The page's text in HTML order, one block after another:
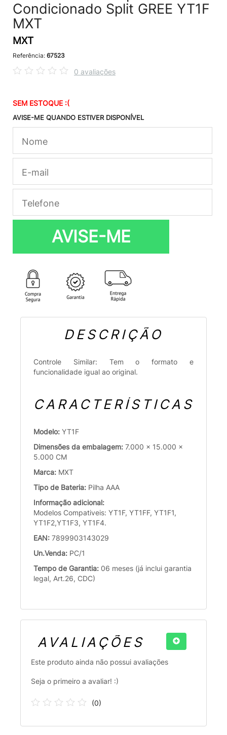
Condicionado Split GREE YT1F
MXT
MXT
Referência: 67523
0 avaliações
SEM ESTOQUE :(
AVISE-ME QUANDO ESTIVER DISPONÍVEL
AVISE-ME
DESCRIÇÃO
Controle Similar: Tem o formato e
funcionalidade igual ao original.
CARACTERÍSTICAS
Modelo: YT1F
Dimensões da embalagem: 7.000 x 15.000 x
5.000 CM
Marca: MXT
Tipo de Bateria: Pilha AAA
Informação adicional:
Modelos Compativeis: YT1F, YT1FF, YT1F1,
YT1F2,YT1F3, YT1F4.
EAN: 7899903143029
Un.Venda: PC/1
Tempo de Garantia: 06 meses (já inclui garantia
legal, Art.26, CDC)
AVALIAÇÕES
Este produto ainda não possui avaliações
Seja o primeiro a avaliar! :)
(0)